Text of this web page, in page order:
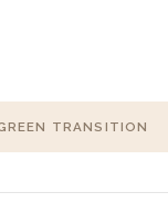
TRANSITION